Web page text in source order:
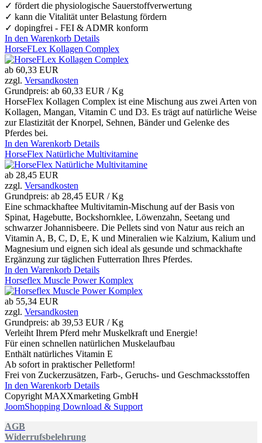
✓ fördert die physiologische Sauerstoffverwertung
✓ kann die Vitalität unter Belastung fördern
✓ dopingfrei - FEI & ADMR konform
In den Warenkorb Details
HorseFLex Kollagen Complex
ab 60,33 EUR
zzgl. Versandkosten
Grundpreis: ab 60,33 EUR / Kg
HorseFlex Kollagen Complex ist eine Mischung aus zwei Arten von
Kollagen, Mangan, Vitamin C und D3. Es trägt auf natürliche Weise
zur Elastizität der Knorpel, Sehnen, Bänder und Gelenke des
Pferdes bei.
In den Warenkorb Details
HorseFlex Natürliche Multivitamine
ab 28,45 EUR
zzgl. Versandkosten
Grundpreis: ab 28,45 EUR / Kg
Eine schmackhaftee Multivitamin-Mischung auf der Basis von
Spinat, Hagebutte, Bockshornklee, Löwenzahn, Seetang und
schwarzer Johannisbeere. Die Pellets sind von Natur aus reich an
Vitamin A, B, C, D, E, K und Mineralien wie Kalzium, Kalium und
Magnesium und eignen sich ideal als gesunde und schmackhafte
Ergänzung zur täglichen Futterration Ihres Pferdes.
In den Warenkorb Details
Horseflex Muscle Power Komplex
ab 55,34 EUR
zzgl. Versandkosten
Grundpreis: ab 39,53 EUR / Kg
Verleiht Ihrem Pferd mehr Muskelkraft und Energie!
Für einen schnellen natürlichen Muskelaufbau
Enthält natürliches Vitamin E
Ab sofort in praktischer Pelletform!
Frei von Zuckerzusätzen, Farb-, Geruchs- und Geschmacksstoffen
In den Warenkorb Details
Copyright MAXXmarketing GmbH
JoomShopping Download & Support
AGB
Widerrufsbelehrung